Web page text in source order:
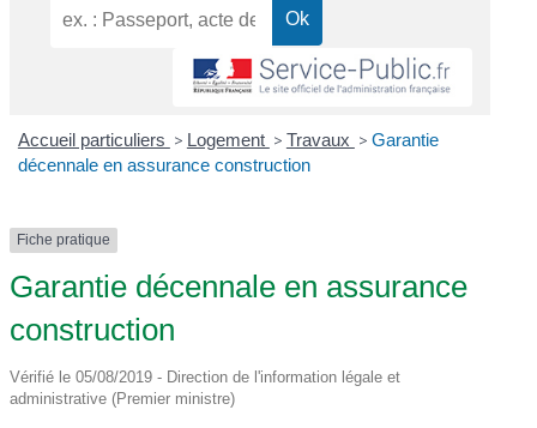
Accueil particuliers > Logement > Travaux > Garantie
décennale en assurance construction
Fiche pratique
Garantie décennale en assurance
construction
Vérifié le 05/08/2019 - Direction de l'information légale et
administrative (Premier ministre)